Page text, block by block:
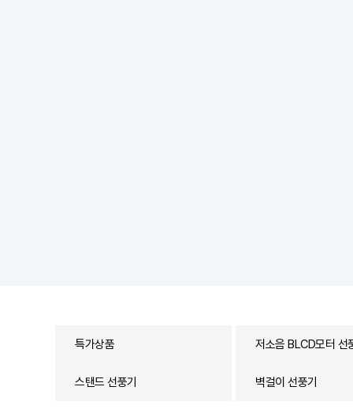
특가상품 저소음 BLCD모터 선
스탠드 선풍기 벽걸이 선풍기